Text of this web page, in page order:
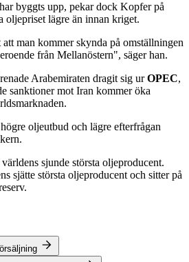
byggts upp, pekar dock Kopfer på
oljepriset lägre än innan kriget.
man kommer skynda på omställningen
från Mellanöstern", säger han.
Arabemiraten dragit sig urOPEC,
sanktioner mot Iran kommer öka
oljeutbud och lägre efterfrågan
sjunde största oljeproducent.
sjätte största oljeproducent och sitter på